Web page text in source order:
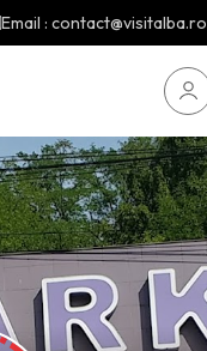
Email : contact@visitalba.ro